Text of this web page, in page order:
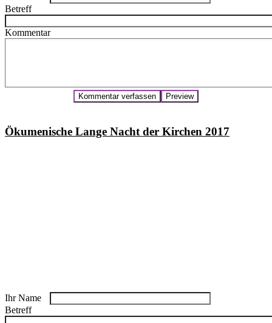
Betreff
Kommentar
Ökumenische Lange Nacht der Kirchen 2017
Ihr Name
Betreff